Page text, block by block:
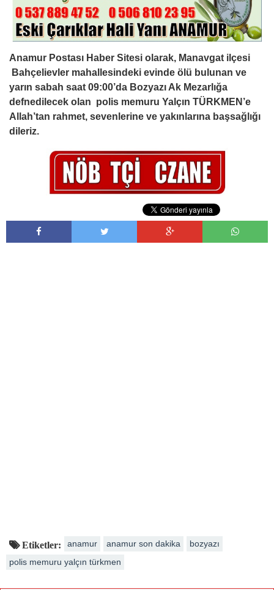
Anamur Postası Haber Sitesi olarak, Manavgat ilçesi
Bahçelievler mahallesindeki evinde ölü bulunan ve
yarın sabah saat 09:00’da Bozyazı Ak Mezarlığa
defnedilecek olan polis memuru Yalçın TÜRKMEN’e
Allah’tan rahmet, sevenlerine ve yakınlarına başsağlığı
dileriz.
Etiketler: anamur anamur son dakika
bozyazı
polis memuru yalçın türkmen